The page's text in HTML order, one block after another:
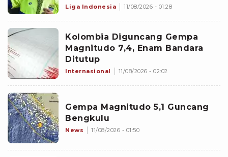
Bandung Selesaikan Bursa
Liga Indonesia 11/08/2026 - 01:28
Kolombia Diguncang Gempa
Magnitudo 7,4, Enam Bandara
Ditutup
Internasional 11/08/2026 - 02:02
Gempa Magnitudo 5,1 Guncang
Bengkulu
News 11/08/2026 - 01:50